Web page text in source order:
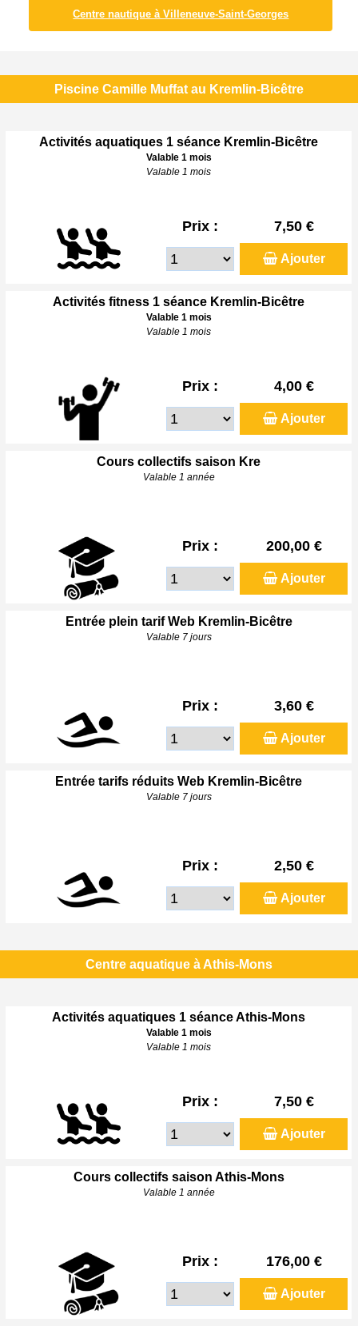
Centre nautique à Villeneuve-Saint-Georges
Piscine Camille Muffat au Kremlin-Bicêtre
Activités aquatiques 1 séance Kremlin-Bicêtre
Valable 1 mois
Valable 1 mois
Prix : 7,50 €
Ajouter
Activités fitness 1 séance Kremlin-Bicêtre
Valable 1 mois
Valable 1 mois
Prix : 4,00 €
Ajouter
Cours collectifs saison Kre
Valable 1 année
Prix : 200,00 €
Ajouter
Entrée plein tarif Web Kremlin-Bicêtre
Valable 7 jours
Prix : 3,60 €
Ajouter
Entrée tarifs réduits Web Kremlin-Bicêtre
Valable 7 jours
Prix : 2,50 €
Ajouter
Centre aquatique à Athis-Mons
Activités aquatiques 1 séance Athis-Mons
Valable 1 mois
Valable 1 mois
Prix : 7,50 €
Ajouter
Cours collectifs saison Athis-Mons
Valable 1 année
Prix : 176,00 €
Ajouter